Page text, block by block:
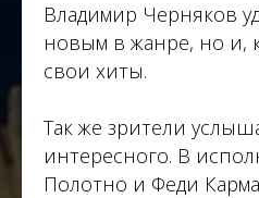
Владимир Черняков
новым в жанре, но и,
свои хиты.
Так же зрители
интересного. В
Полотно и Феди